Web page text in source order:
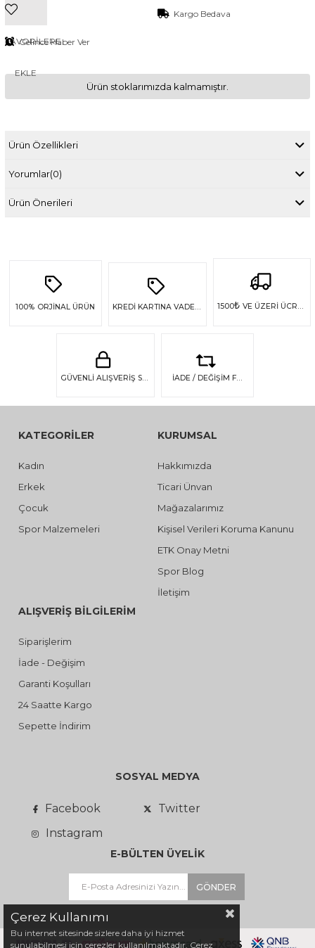
FAVORILERE
EKLE
Kargo Bedava
Gelince Haber Ver
Ürün stoklarımızda kalmamıştır.
Ürün Özellikleri
Yorumlar(0)
Ürün Önerileri
100% ORJİNAL ÜRÜN 1500₺ VE ÜZERİ ÜCRETSİZ KARGO
GÜVENLİ ALIŞVERİŞ SSL GÜVENLİĞİ İADE / DEĞİŞİM FIRSATI
KATEGORİLER
Kadın
Erkek
Çocuk
Spor Malzemeleri
KURUMSAL
Hakkımızda
Ticari Ünvan
Mağazalarımız
Kişisel Verileri Koruma Kanunu
ETK Onay Metni
Spor Blog
İletişim
ALIŞVERİŞ BİLGİLERİM
Siparişlerim
İade - Değişim
Garanti Koşulları
24 Saatte Kargo
Sepette İndirim
SOSYAL MEDYA
Facebook
Twitter
Instagram
E-BÜLTEN ÜYELİK
GÖNDER
Çerez Kullanımı
Bu internet sitesinde sizlere daha iyi hizmet
sunulabilmesi için çerezler kullanılmaktadır. Çerez